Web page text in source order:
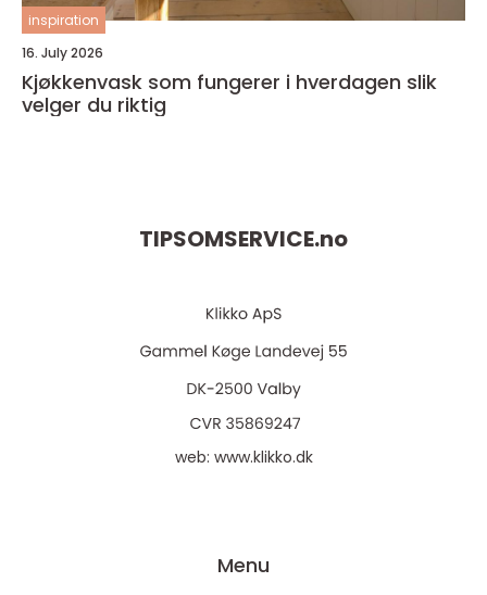
inspiration
16. July 2026
Kjøkkenvask som fungerer i hverdagen slik
velger du riktig
TIPSOMSERVICE.no
web: www.klikko.dk
Menu